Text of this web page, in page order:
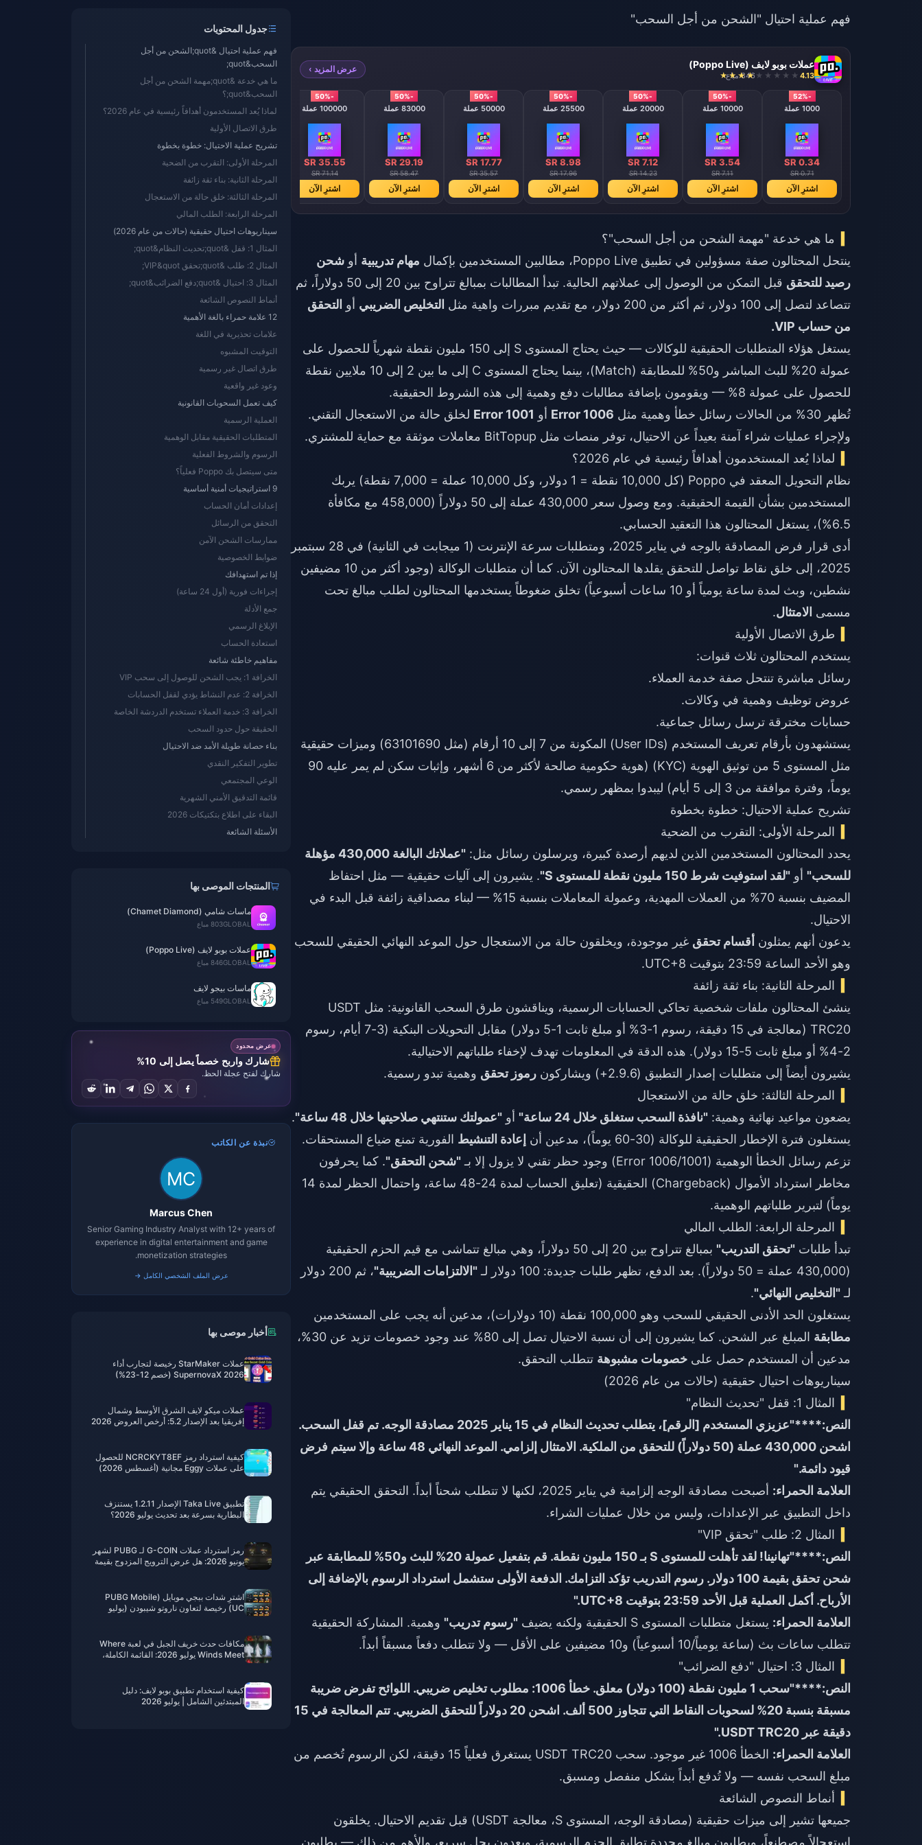
فهم عملية احتيال "الشحن من أجل السحب"
عملات بوبو لايف (Poppo Live)
4.13 846 مباع
عرض المزيد ›
-52%
1000 عملة
SR 0.34
SR 0.71
اشترِ الآن
-50%
10000 عملة
SR 3.54
SR 7.11
اشترِ الآن
-50%
20000 عملة
SR 7.12
SR 14.23
اشترِ الآن
-50%
25500 عملة
SR 8.98
SR 17.96
اشترِ الآن
-50%
50000 عملة
SR 17.77
SR 35.57
اشترِ الآن
-50%
83000 عملة
SR 29.19
SR 58.47
اشترِ الآن
-50%
100000 عملة
SR 35.55
SR 71.14
اشترِ الآن
-50%
252000 عملة
SR 88.68
430000 عملة
SR 151.29
870000 عملة
ما هي خدعة "مهمة الشحن من أجل السحب"؟
ينتحل المحتالون صفة مسؤولين في تطبيق Poppo Live، مطالبين المستخدمين بإكمال
مهام تدريبية أو شحن
رصيد للتحقق
قبل التمكن من الوصول إلى عملاتهم الحالية. تبدأ المطالبات بمبالغ تتراوح بين 20 إلى 50 دولاراً، ثم
تتصاعد لتصل إلى 100 دولار، ثم أكثر من 200 دولار، مع تقديم مبررات واهية مثل
التخليص الضريبي أو التحقق
من حساب VIP.
يستغل هؤلاء المتطلبات الحقيقية للوكالات — حيث يحتاج المستوى S إلى 150 مليون نقطة شهرياً للحصول على
عمولة 20% للبث المباشر و50% للمطابقة (Match)، بينما يحتاج المستوى C إلى ما بين 2 إلى 10 ملايين نقطة
للحصول على عمولة 8% — ويقومون بإضافة مطالبات دفع وهمية إلى هذه الشروط الحقيقية.
تُظهر 30% من الحالات رسائل خطأ وهمية مثل
Error 1006 أو Error 1001 لخلق حالة من الاستعجال التقني.
ولإجراء عمليات شراء آمنة بعيداً عن الاحتيال، توفر منصات مثل BitTopup معاملات موثقة مع حماية للمشتري.
لماذا يُعد المستخدمون أهدافاً رئيسية في عام 2026؟
نظام التحويل المعقد في Poppo (كل 10,000 نقطة = 1 دولار، وكل 10,000 عملة = 7,000 نقطة) يربك
المستخدمين بشأن القيمة الحقيقية. ومع وصول سعر 430,000 عملة إلى 50 دولاراً (458,000 مع مكافأة
6.5%)، يستغل المحتالون هذا التعقيد الحسابي.
أدى قرار فرض المصادقة بالوجه في يناير 2025، ومتطلبات سرعة الإنترنت (1 ميجابت في الثانية) في 28 سبتمبر
2025، إلى خلق نقاط تواصل للتحقق يقلدها المحتالون الآن. كما أن متطلبات الوكالة (وجود أكثر من 10 مضيفين
نشطين، وبث لمدة ساعة يومياً أو 10 ساعات أسبوعياً) تخلق ضغوطاً يستخدمها المحتالون لطلب مبالغ تحت
مسمى الامتثال.
طرق الاتصال الأولية
يستخدم المحتالون ثلاث قنوات:
رسائل مباشرة تنتحل صفة خدمة العملاء.
عروض توظيف وهمية في وكالات.
حسابات مخترقة ترسل رسائل جماعية.
يستشهدون بأرقام تعريف المستخدم (User IDs) المكونة من 7 إلى 10 أرقام (مثل 63101690) وميزات حقيقية
مثل المستوى 5 من توثيق الهوية (KYC) (هوية حكومية صالحة لأكثر من 6 أشهر، وإثبات سكن لم يمر عليه 90
يوماً، وفترة موافقة من 3 إلى 5 أيام) ليبدوا بمظهر رسمي.
تشريح عملية الاحتيال: خطوة بخطوة
المرحلة الأولى: التقرب من الضحية
يحدد المحتالون المستخدمين الذين لديهم أرصدة كبيرة، ويرسلون رسائل مثل:
"عملاتك البالغة 430,000 مؤهلة
للسحب" أو "لقد استوفيت شرط 150 مليون نقطة للمستوى S"
. يشيرون إلى آليات حقيقية — مثل احتفاظ
المضيف بنسبة 70% من العملات المهدية، وعمولة المعاملات بنسبة 15% — لبناء مصداقية زائفة قبل البدء في
الاحتيال.
يدعون أنهم يمثلون أقسام تحقق غير موجودة، ويخلقون حالة من الاستعجال حول الموعد النهائي الحقيقي للسحب
وهو الأحد الساعة 23:59 بتوقيت UTC+8.
المرحلة الثانية: بناء ثقة زائفة
ينشئ المحتالون ملفات شخصية تحاكي الحسابات الرسمية، ويناقشون طرق السحب القانونية: مثل USDT
TRC20 (معالجة في 15 دقيقة، رسوم 1-3% أو مبلغ ثابت 1-5 دولار) مقابل التحويلات البنكية (3-7 أيام، رسوم
2-4% أو مبلغ ثابت 5-15 دولار). هذه الدقة في المعلومات تهدف لإخفاء طلباتهم الاحتيالية.
يشيرون أيضاً إلى متطلبات إصدار التطبيق (2.9.6+) ويشاركون
رموز تحقق وهمية تبدو رسمية.
المرحلة الثالثة: خلق حالة من الاستعجال
يضعون مواعيد نهائية وهمية: "نافذة السحب ستغلق خلال 24 ساعة" أو "عمولتك ستنتهي صلاحيتها خلال 48 ساعة"
.
يستغلون فترة الإخطار الحقيقية للوكالة (30-60 يوماً)، مدعين أن
إعادة التنشيط الفورية تمنع ضياع المستحقات.
تزعم رسائل الخطأ الوهمية (Error 1006/1001) وجود حظر تقني لا يزول إلا بـ
"شحن التحقق". كما يحرفون
مخاطر استرداد الأموال (Chargeback) الحقيقية (تعليق الحساب لمدة 24-48 ساعة، واحتمال الحظر لمدة 14
يوماً) لتبرير طلباتهم الوهمية.
المرحلة الرابعة: الطلب المالي
تبدأ طلبات "تحقق التدريب"
بمبالغ تتراوح بين 20 إلى 50 دولاراً، وهي مبالغ تتماشى مع قيم الحزم الحقيقية
(430,000 عملة = 50 دولاراً). بعد الدفع، تظهر طلبات جديدة: 100 دولار لـ
"الالتزامات الضريبية"
، ثم 200 دولار
لـ "التخليص النهائي".
يستغلون الحد الأدنى الحقيقي للسحب وهو 100,000 نقطة (10 دولارات)، مدعين أنه يجب على المستخدمين
مطابقة
المبلغ عبر الشحن. كما يشيرون إلى أن نسبة الاحتيال تصل إلى 80% عند وجود خصومات تزيد عن 30%،
مدعين أن المستخدم حصل على خصومات مشبوهة تتطلب التحقق.
سيناريوهات احتيال حقيقية (حالات من عام 2026)
المثال 1: قفل "تحديث النظام"
النص:****"عزيزي المستخدم [الرقم]، يتطلب تحديث النظام في 15 يناير 2025 مصادقة الوجه. تم قفل السحب.
اشحن 430,000 عملة (50 دولاراً) للتحقق من الملكية. الامتثال إلزامي. الموعد النهائي 48 ساعة وإلا سيتم فرض
قيود دائمة."
العلامة الحمراء:
أصبحت مصادقة الوجه إلزامية في يناير 2025، لكنها لا تتطلب شحناً أبداً. التحقق الحقيقي يتم
داخل التطبيق عبر الإعدادات، وليس من خلال عمليات الشراء.
المثال 2: طلب "تحقق VIP"
النص:****"تهانينا! لقد تأهلت للمستوى S بـ 150 مليون نقطة. قم بتفعيل عمولة 20% للبث و50% للمطابقة عبر
شحن تحقق بقيمة 100 دولار. رسوم التدريب تؤكد التزامك. الدفعة الأولى ستشمل استرداد الرسوم بالإضافة إلى
الأرباح. أكمل العملية قبل الأحد 23:59 بتوقيت UTC+8."
العلامة الحمراء: يستغل متطلبات المستوى S الحقيقية ولكنه يضيف "رسوم تدريب" وهمية. المشاركة الحقيقية
تتطلب ساعات بث (ساعة يومياً/10 أسبوعياً) و10 مضيفين على الأقل — ولا تتطلب دفعاً مسبقاً أبداً.
المثال 3: احتيال "دفع الضرائب"
النص:****"سحب 1 مليون نقطة (100 دولار) معلق. خطأ 1006: مطلوب تخليص ضريبي. اللوائح تفرض ضريبة
مسبقة بنسبة 20% لسحوبات النقاط التي تتجاوز 500 ألف. اشحن 20 دولاراً للتحقق الضريبي. تتم المعالجة في 15
دقيقة عبر USDT TRC20."
العلامة الحمراء:
الخطأ 1006 غير موجود. سحب USDT TRC20 يستغرق فعلياً 15 دقيقة، لكن الرسوم تُخصم من
مبلغ السحب نفسه — ولا تُدفع أبداً بشكل منفصل ومسبق.
أنماط النصوص الشائعة
جميعها تشير إلى ميزات حقيقية (مصادقة الوجه، المستوى S، معالجة USDT) قبل تقديم الاحتيال. يخلقون
استعجالاً مصطنعاً، ويطلبون مبالغ محددة تطابق الحزم الرسمية، ويعدون بحل سريع، والأهم من ذلك — يطلبون
جدول المحتويات
فهم عملية احتيال &quot;الشحن من أجل
السحب&quot;
ما هي خدعة &quot;مهمة الشحن من أجل
السحب&quot;؟
لماذا يُعد المستخدمون أهدافاً رئيسية في عام 2026؟
طرق الاتصال الأولية
تشريح عملية الاحتيال: خطوة بخطوة
المرحلة الأولى: التقرب من الضحية
المرحلة الثانية: بناء ثقة زائفة
المرحلة الثالثة: خلق حالة من الاستعجال
المرحلة الرابعة: الطلب المالي
سيناريوهات احتيال حقيقية (حالات من عام 2026)
المثال 1: قفل &quot;تحديث النظام&quot;
المثال 2: طلب &quot;تحقق VIP&quot;
المثال 3: احتيال &quot;دفع الضرائب&quot;
أنماط النصوص الشائعة
12 علامة حمراء بالغة الأهمية
علامات تحذيرية في اللغة
التوقيت المشبوه
طرق اتصال غير رسمية
وعود غير واقعية
كيف تعمل السحوبات القانونية
العملية الرسمية
المتطلبات الحقيقية مقابل الوهمية
الرسوم والشروط الفعلية
متى سيتصل بك Poppo فعلياً؟
9 استراتيجيات أمنية أساسية
إعدادات أمان الحساب
التحقق من الرسائل
ممارسات الشحن الآمن
ضوابط الخصوصية
إذا تم استهدافك
إجراءات فورية (أول 24 ساعة)
جمع الأدلة
الإبلاغ الرسمي
استعادة الحساب
مفاهيم خاطئة شائعة
الخرافة 1: يجب الشحن للوصول إلى سحب VIP
الخرافة 2: عدم النشاط يؤدي لقفل الحسابات
الخرافة 3: خدمة العملاء تستخدم الدردشة الخاصة
الحقيقة حول حدود السحب
بناء حصانة طويلة الأمد ضد الاحتيال
تطوير التفكير النقدي
الوعي المجتمعي
قائمة التدقيق الأمني الشهرية
البقاء على اطلاع بتكتيكات 2026
الأسئلة الشائعة
المنتجات الموصى بها
ماسات شامي (Chamet Diamond)
GLOBAL803 مباع
عملات بوبو لايف (Poppo Live)
GLOBAL846 مباع
ماسات بيجو لايف
GLOBAL549 مباع
عرض محدود
شارك واربح خصماً يصل إلى 10%
شارك لفتح عجلة الحظ.
نبذة عن الكاتب
Marcus Chen
Senior Gaming Industry Analyst with 12+ years of
experience in digital entertainment and game
monetization strategies.
عرض الملف الشخصي الكامل →
أخبار موصى بها
عملات StarMaker رخيصة لتجارب أداء
SupernovaX 2026 (خصم 12-23%)
عملات ميكو لايف الشرق الأوسط وشمال
إفريقيا بعد الإصدار 5.2: أرخص العروض 2026
كيفية استرداد رمز NCRCKYT8EF للحصول
على عملات Eggy مجانية (أغسطس 2026)
تطبيق Taka Live الإصدار 1.2.11 يستنزف
البطارية بسرعة بعد تحديث يوليو 2026؟
رمز استرداد عملات G-COIN لـ PUBG لشهر
يونيو 2026: هل عرض الترويج المزدوج بقيمة
اشترِ شدات ببجي موبايل (PUBG Mobile
UC) رخيصة لتعاون ناروتو شيبودن (يوليو
مکافات حدث خريف الجبل في لعبة Where
Winds Meet يوليو 2026: القائمة الكاملة،
كيفية استخدام تطبيق بوبو لايف: دليل
المبتدئين الشامل | يوليو 2026